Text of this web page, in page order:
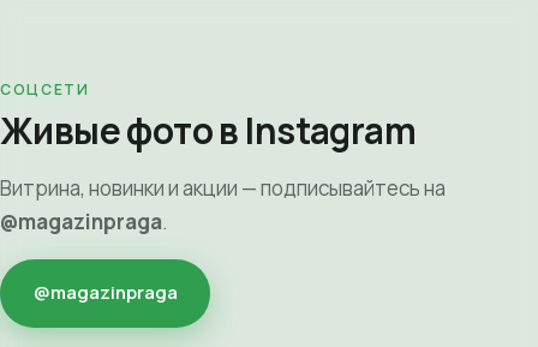
СОЦСЕТИ
Живые фото в Instagram
Витрина, новинки и акции — подписывайтесь на
@magazinpraga.
@magazinpraga